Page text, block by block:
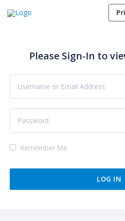
Please Sign-In to
Remember Me